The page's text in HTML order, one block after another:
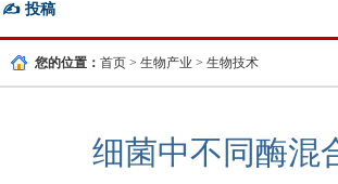
✍️ 投稿
您的位置： 首页 > 生物产业 > 生物技术
细菌中不同酶混